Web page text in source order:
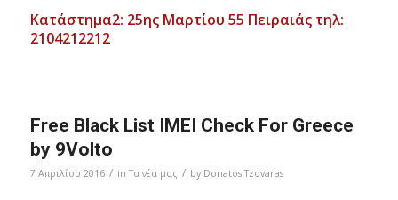
Κατάστημα2: 25ης Μαρτίου 55 Πειραιάς τηλ:
2104212212
Free Black List IMEI Check For Greece
by 9Volto
7 Απριλίου 2016 / inΤα νέα μας / by Donatos Tzovaras